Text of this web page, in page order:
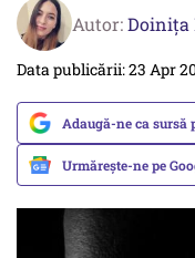
Autor:Doinița
Data publicării: 23 Apr
Adaugă-ne ca sursă
Urmărește-ne pe